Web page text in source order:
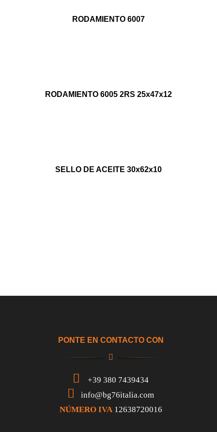
RODAMIENTO 6007
RODAMIENTO 6005 2RS 25x47x12
SELLO DE ACEITE 30x62x10
PONTE EN CONTACTO CON
+39 380 7439434
info@bg76italia.com
NÚMERO IVA 12638720016